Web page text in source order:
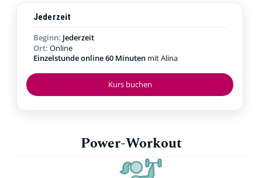
Kurs buchen
Jederzeit
Beginn: Jederzeit
Ort: Online
Einzelstunde online 60 Minuten mit Alina
Power-Workout